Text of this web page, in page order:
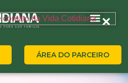
ÁREA DO PARCEIRO